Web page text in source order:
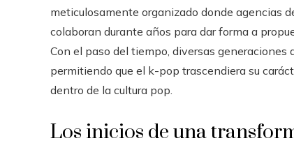
meticulosamente organizado donde agencias
colaboran durante años para dar forma a
Con el paso del tiempo, diversas generaciones
permitiendo que el k-pop trascendiera su
dentro de la cultura pop.
Los inicios de una